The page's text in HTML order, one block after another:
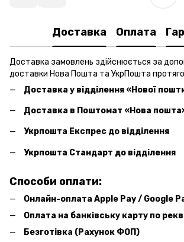
Доставка Оплата
Доставка замовлень здійснюється за
доставки Нова Пошта та УкрПошта
Доставка у відділення «Нової
Доставка в Поштомат «Нова
Укрпошта Експрес до відділення
Укрпошта Стандарт до відділення
Способи оплати:
Онлайн-оплата Apple Pay / Google
Оплата на банківську карту по
Безготівка (Рахунок ФОП)